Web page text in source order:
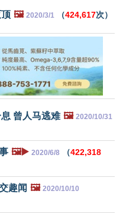
🖼️ 2020/3/1 （424,617次）
曾人马逃难 🖼️ 2020/10/31
🖼️▶️ 2020/6/8 （422,318
趣闻 🖼️ 2020/10/10